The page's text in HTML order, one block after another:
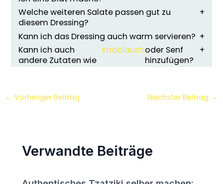
Welche weiteren Salate passen gut zu
diesem Dressing?
Kann ich das Dressing auch warm servieren?
Kann ich auch
andere Zutaten wie
Knoblauchoder Senf
hinzufügen?
← Vorheriger Beitrag Nächster Beitrag →
Verwandte Beiträge